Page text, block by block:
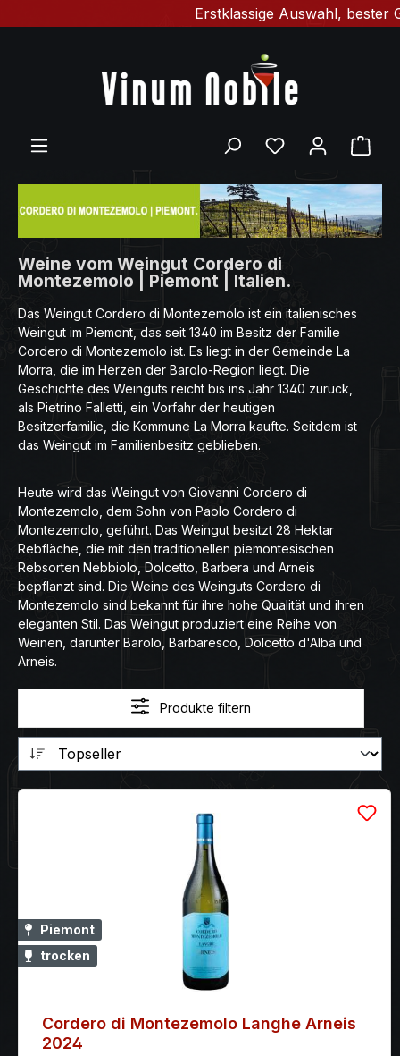
Erstklassige Auswahl, bester
Du hast 0
Weine vom Weingut Cordero di
Montezemolo | Piemont | Italien.
Das Weingut Cordero di Montezemolo ist ein italienisches
Weingut im Piemont, das seit 1340 im Besitz der Familie
Cordero di Montezemolo ist. Es liegt in der Gemeinde La
Morra, die im Herzen der Barolo-Region liegt. Die
Geschichte des Weinguts reicht bis ins Jahr 1340 zurück,
als Pietrino Falletti, ein Vorfahr der heutigen
Besitzerfamilie, die Kommune La Morra kaufte. Seitdem ist
das Weingut im Familienbesitz geblieben.
Heute wird das Weingut von Giovanni Cordero di
Montezemolo, dem Sohn von Paolo Cordero di
Montezemolo, geführt. Das Weingut besitzt 28 Hektar
Rebfläche, die mit den traditionellen piemontesischen
Rebsorten Nebbiolo, Dolcetto, Barbera und Arneis
bepflanzt sind. Die Weine des Weinguts Cordero di
Montezemolo sind bekannt für ihre hohe Qualität und ihren
eleganten Stil. Das Weingut produziert eine Reihe von
Weinen, darunter Barolo, Barbaresco, Dolcetto d'Alba und
Arneis.
Produkte filtern
Piemont
trocken
Cordero di Montezemolo Langhe Arneis
2024